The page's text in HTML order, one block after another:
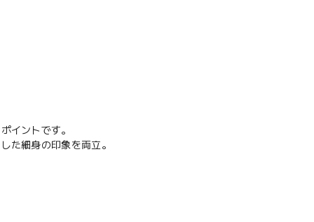
イントです。
た細身の印象を両立。